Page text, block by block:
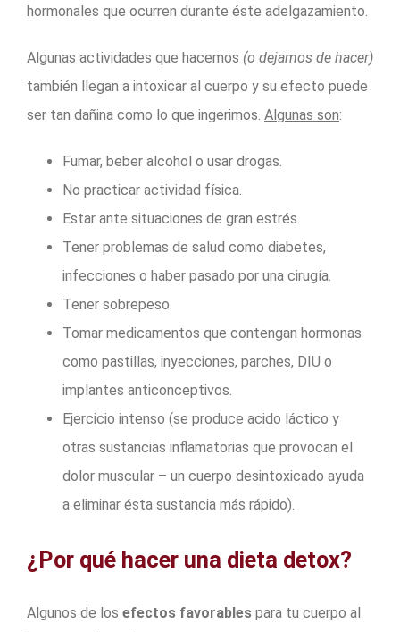
hormonales que ocurren durante éste adelgazamiento.
Algunas actividades que hacemos (o dejamos de hacer)
también llegan a intoxicar al cuerpo y su efecto puede
ser tan dañina como lo que ingerimos. Algunas son:
Fumar, beber alcohol o usar drogas.
No practicar actividad física.
Estar ante situaciones de gran estrés.
Tener problemas de salud como diabetes,
infecciones o haber pasado por una cirugía.
Tener sobrepeso.
Tomar medicamentos que contengan hormonas
como pastillas, inyecciones, parches, DIU o
implantes anticonceptivos.
Ejercicio intenso (se produce acido láctico y
otras sustancias inflamatorias que provocan el
dolor muscular – un cuerpo desintoxicado ayuda
a eliminar ésta sustancia más rápido).
¿Por qué hacer una dieta detox?
Algunos de los efectos favorables para tu cuerpo al